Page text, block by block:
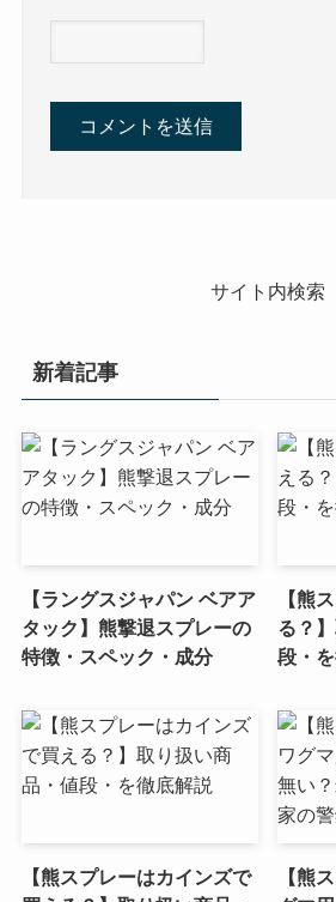
サイト内検索
新着記事
【ラングスジャパン ベアア
タック】熊撃退スプレーの
特徴・スペック・成分
【熊
る？
段・
【熊スプレーはカインズで
【熊